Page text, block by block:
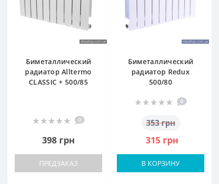
Биметаллический
радиатор Alltermo
CLASSIC + 500/85
0
398 грн
ПРЕДЗАКАЗ
Биметаллический
радиатор Redux
500/80
0
353 грн
315 грн
В КОРЗИНУ